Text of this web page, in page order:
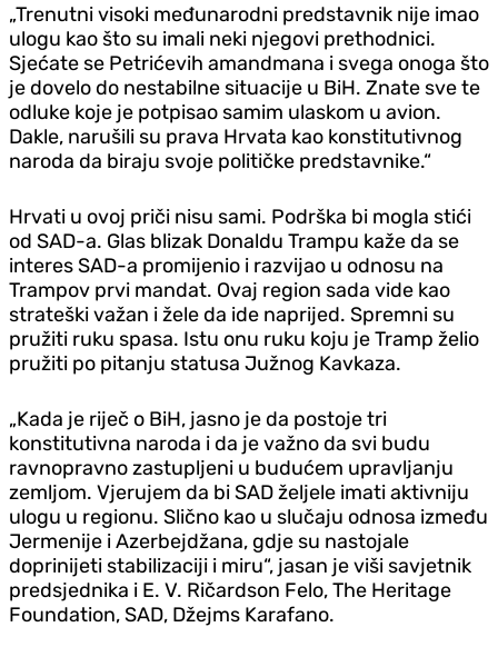
„Trenutni visoki međunarodni predstavnik nije imao
ulogu kao što su imali neki njegovi prethodnici.
Sjećate se Petrićevih amandmana i svega onoga što
je dovelo do nestabilne situacije u BiH. Znate sve te
odluke koje je potpisao samim ulaskom u avion.
Dakle, narušili su prava Hrvata kao konstitutivnog
naroda da biraju svoje političke predstavnike.“
Hrvati u ovoj priči nisu sami. Podrška bi mogla stići
od SAD-a. Glas blizak Donaldu Trampu kaže da se
interes SAD-a promijenio i razvijao u odnosu na
Trampov prvi mandat. Ovaj region sada vide kao
strateški važan i žele da ide naprijed. Spremni su
pružiti ruku spasa. Istu onu ruku koju je Tramp želio
pružiti po pitanju statusa Južnog Kavkaza.
„Kada je riječ o BiH, jasno je da postoje tri
konstitutivna naroda i da je važno da svi budu
ravnopravno zastupljeni u budućem upravljanju
zemljom. Vjerujem da bi SAD željele imati aktivniju
ulogu u regionu. Slično kao u slučaju odnosa između
Jermenije i Azerbejdžana, gdje su nastojale
doprinijeti stabilizaciji i miru“, jasan je viši savjetnik
predsjednika i E. V. Ričardson Felo, The Heritage
Foundation, SAD, Džejms Karafano.